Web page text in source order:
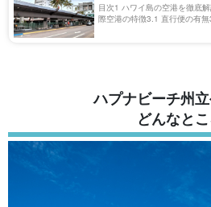
目次1 ハワイ島の空港を徹底
際空港の特徴3.1 直行便の有
ハプナビーチ州
どんなと